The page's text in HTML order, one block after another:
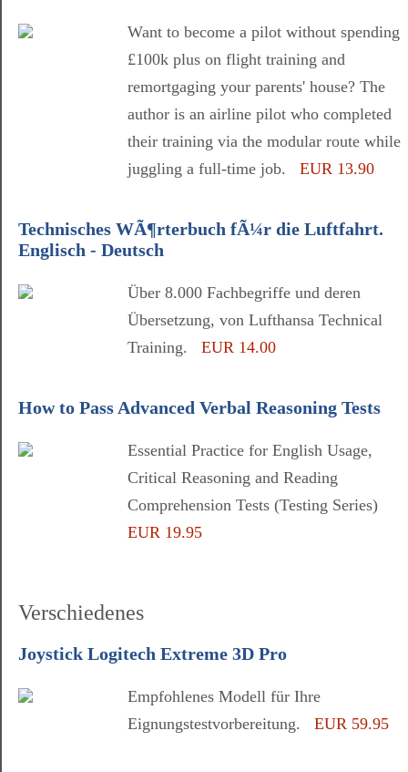
Want to become a pilot without spending
£100k plus on flight training and
remortgaging your parents' house? The
author is an airline pilot who completed
their training via the modular route while
juggling a full-time job. EUR 13.90
Technisches WÃ¶rterbuch fÃ¼r die Luftfahrt.
Englisch - Deutsch
Über 8.000 Fachbegriffe und deren
Übersetzung, von Lufthansa Technical
Training. EUR 14.00
How to Pass Advanced Verbal Reasoning Tests
Essential Practice for English Usage,
Critical Reasoning and Reading
Comprehension Tests (Testing Series)
EUR 19.95
Verschiedenes
Joystick Logitech Extreme 3D Pro
Empfohlenes Modell für Ihre
Eignungstestvorbereitung. EUR 59.95